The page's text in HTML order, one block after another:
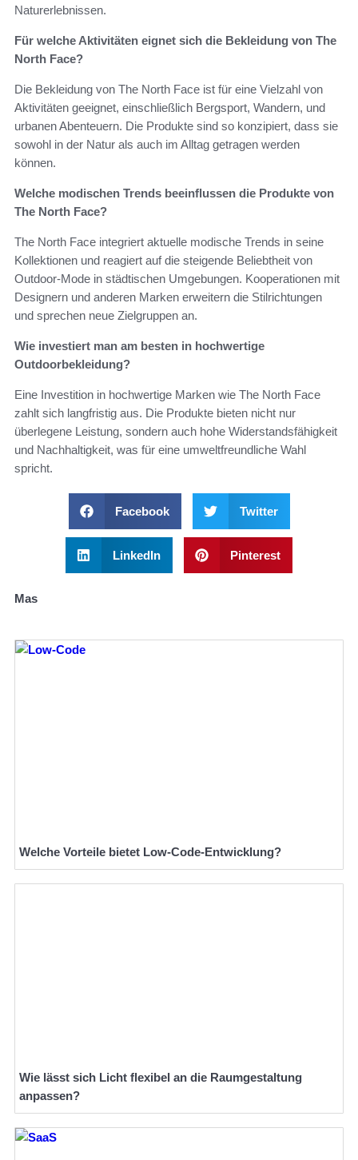
Naturerlebnissen.
Für welche Aktivitäten eignet sich die Bekleidung von The
North Face?
Die Bekleidung von The North Face ist für eine Vielzahl von
Aktivitäten geeignet, einschließlich Bergsport, Wandern, und
urbanen Abenteuern. Die Produkte sind so konzipiert, dass sie
sowohl in der Natur als auch im Alltag getragen werden
können.
Welche modischen Trends beeinflussen die Produkte von
The North Face?
The North Face integriert aktuelle modische Trends in seine
Kollektionen und reagiert auf die steigende Beliebtheit von
Outdoor-Mode in städtischen Umgebungen. Kooperationen mit
Designern und anderen Marken erweitern die Stilrichtungen
und sprechen neue Zielgruppen an.
Wie investiert man am besten in hochwertige
Outdoorbekleidung?
Eine Investition in hochwertige Marken wie The North Face
zahlt sich langfristig aus. Die Produkte bieten nicht nur
überlegene Leistung, sondern auch hohe Widerstandsfähigkeit
und Nachhaltigkeit, was für eine umweltfreundliche Wahl
spricht.
Facebook Twitter
LinkedIn Pinterest
Mas
Welche Vorteile bietet Low-Code-Entwicklung?
Wie lässt sich Licht flexibel an die Raumgestaltung
anpassen?